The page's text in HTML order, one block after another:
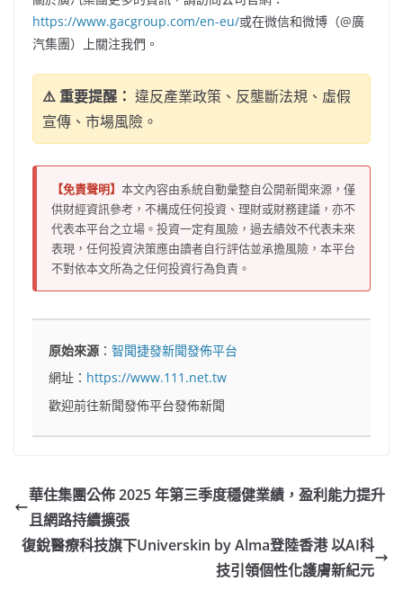
https://www.gacgroup.com/en-eu/或在微信和微博（@廣
汽集團）上關注我們。
⚠️ 重要提醒： 違反產業政策、反壟斷法規、虛假
宣傳、市場風險。
【免責聲明】 本文內容由系統自動彙整自公開新聞來源，僅
供財經資訊參考，不構成任何投資、理財或財務建議，亦不
代表本平台之立場。投資一定有風險，過去績效不代表未來
表現，任何投資決策應由讀者自行評估並承擔風險，本平台
不對依本文所為之任何投資行為負責。
原始來源 ：智聞捷發新聞發佈平台
網址： https://www.111.net.tw
歡迎前往新聞發佈平台發佈新聞
華住集團公佈 2025 年第三季度穩健業績，盈利能力提升
且網路持續擴張
復銳醫療科技旗下Universkin by Alma登陸香港 以AI科
技引領個性化護膚新紀元